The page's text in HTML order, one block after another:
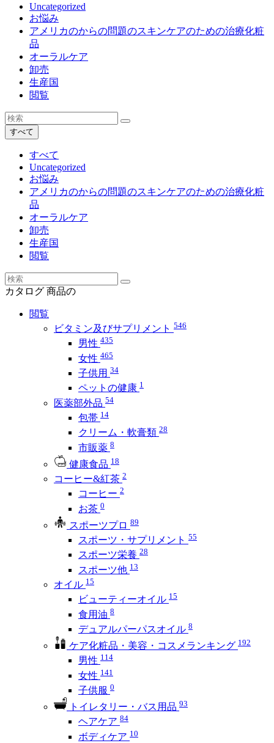
Uncategorized
お悩み
アメリカのからの問題のスキンケアのための治療化粧
品
オーラルケア
卸売
生産国
閲覧
すべて
すべて
Uncategorized
お悩み
アメリカのからの問題のスキンケアのための治療化粧
品
オーラルケア
卸売
生産国
閲覧
カタログ 商品の
閲覧
ビタミン及びサプリメント 546
男性 435
女性 465
子供用 34
ペットの健康 1
医薬部外品 54
包帯 14
クリーム・軟膏類 28
市販薬 8
健康食品 18
コーヒー&紅茶 2
コーヒー 2
お茶 0
スポーツプロ 89
スポーツ・サプリメント 55
スポーツ栄養 28
スポーツ他 13
オイル 15
ビューティーオイル 15
食用油 8
デュアルパーパスオイル 8
ケア化粧品・美容・コスメランキング 192
男性 114
女性 141
子供服 0
トイレタリー・バス用品 93
ヘアケア 84
ボディケア 10